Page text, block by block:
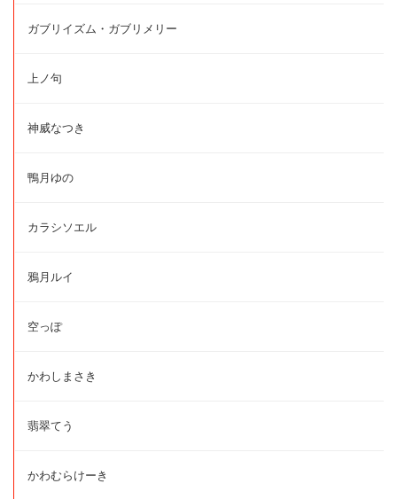
ガブリイズム・ガブリメリー
上ノ句
神威なつき
鴨月ゆの
カラシソエル
鴉月ルイ
空っぽ
かわしまさき
翡翠てう
かわむらけーき